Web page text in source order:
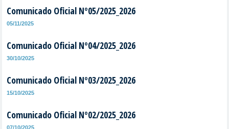
Comunicado Oficial Nº05/2025_2026
05/11/2025
Comunicado Oficial Nº04/2025_2026
30/10/2025
Comunicado Oficial Nº03/2025_2026
15/10/2025
Comunicado Oficial Nº02/2025_2026
07/10/2025